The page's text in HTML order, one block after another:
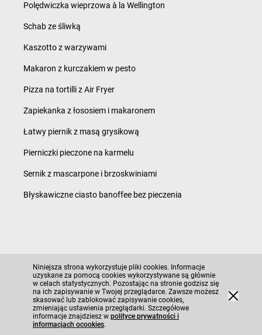
Polędwiczka wieprzowa à la Wellington
Schab ze śliwką
Kaszotto z warzywami
Makaron z kurczakiem w pesto
Pizza na tortilli z Air Fryer
Zapiekanka z łososiem i makaronem
Łatwy piernik z masą grysikową
Pierniczki pieczone na karmelu
Sernik z mascarpone i brzoskwiniami
Błyskawiczne ciasto banoffee bez pieczenia
Regulamin serwisu i polityka prywatności
Mapa strony
©2026Moja Gazetka Sp. z o.o.
Niniejsza strona wykorzystuje pliki cookies. Informacje
uzyskane za pomocą cookies wykorzystywane są głównie
w celach statystycznych. Pozostając na stronie godzisz się
na ich zapisywanie w Twojej przeglądarce. Zawsze możesz
skasować lub zablokować zapisywanie cookies,
zmieniając ustawienia przeglądarki. Szczegółowe
informacje znajdziesz w polityce prywatności i
informacjach ocookies.